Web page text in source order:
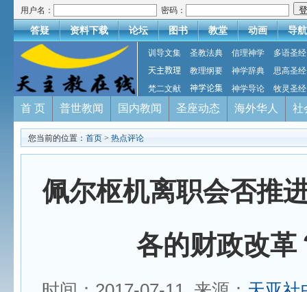
用户名： 密码：
答疑 资料下载 论坛 图书 教堂 动画 导航
训导文集 圣教法典 信理神学
多语圣经
天主教理
教理纲要 神学辞典
思高圣经
梵二文献
神学论集 神学导论 牧灵圣经
首 页 普世教闻 国内教闻 圣座动态 海外华人 社
您当前的位置： 首页 > 热点评论
佩尔枢机离职会否推
各的财政改革